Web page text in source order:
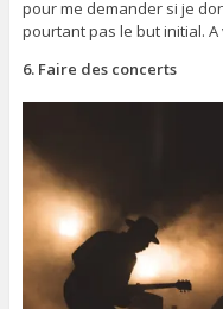
pour me demander si je
pourtant pas le but initial. A
6. Faire des concerts